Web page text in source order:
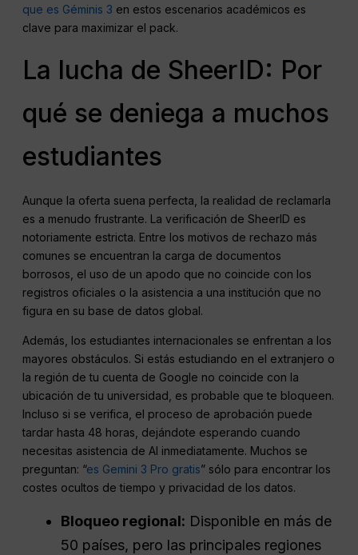
que es Géminis 3 en estos escenarios académicos es
clave para maximizar el pack.
La lucha de SheerID: Por
qué se deniega a muchos
estudiantes
Aunque la oferta suena perfecta, la realidad de reclamarla
es a menudo frustrante. La verificación de SheerID es
notoriamente estricta. Entre los motivos de rechazo más
comunes se encuentran la carga de documentos
borrosos, el uso de un apodo que no coincide con los
registros oficiales o la asistencia a una institución que no
figura en su base de datos global.
Además, los estudiantes internacionales se enfrentan a los
mayores obstáculos. Si estás estudiando en el extranjero o
la región de tu cuenta de Google no coincide con la
ubicación de tu universidad, es probable que te bloqueen.
Incluso si se verifica, el proceso de aprobación puede
tardar hasta 48 horas, dejándote esperando cuando
necesitas asistencia de AI inmediatamente. Muchos se
preguntan: “es Gemini 3 Pro gratis” sólo para encontrar los
costes ocultos de tiempo y privacidad de los datos.
Bloqueo regional: Disponible en más de
50 países, pero las principales regiones